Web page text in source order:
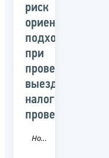
риск
ориентированном
подходе
при
проведении
выездных
налоговых
проверок
Новость